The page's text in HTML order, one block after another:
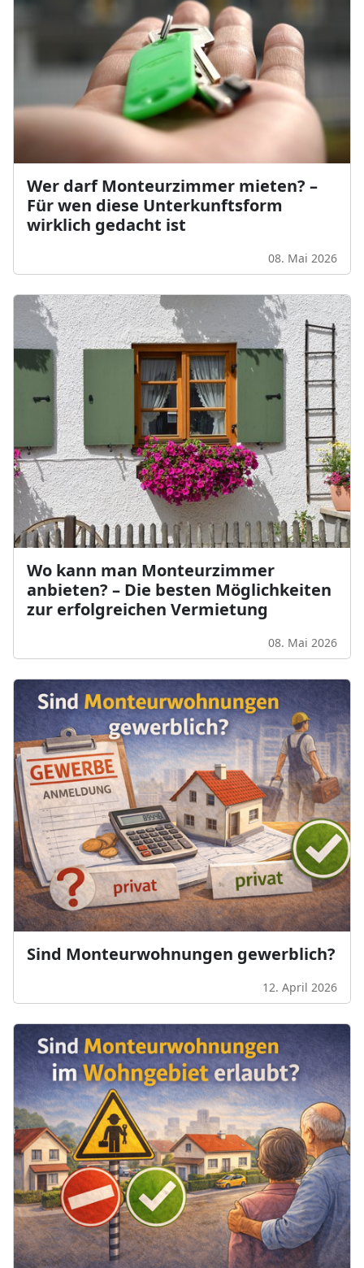
Wer darf Monteurzimmer mieten? –
Für wen diese Unterkunftsform
wirklich gedacht ist
08. Mai 2026
Wo kann man Monteurzimmer
anbieten? – Die besten Möglichkeiten
zur erfolgreichen Vermietung
08. Mai 2026
Sind Monteurwohnungen gewerblich?
12. April 2026